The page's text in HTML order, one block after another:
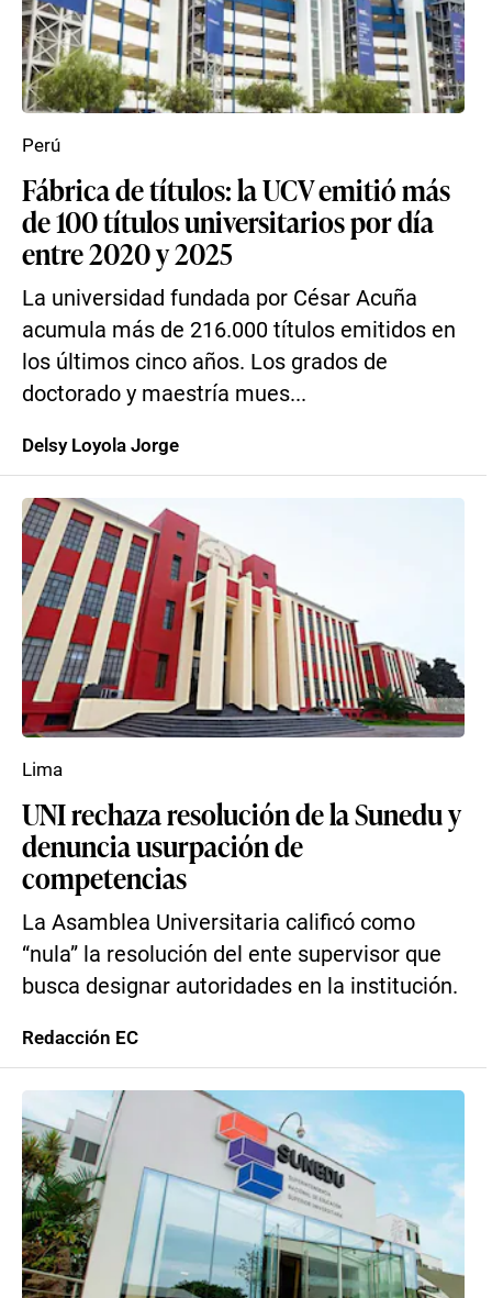
Fábrica de títulos: la UCV emitió más
de 100 títulos universitarios por día
entre 2020 y 2025
La universidad fundada por César Acuña
acumula más de 216.000 títulos emitidos en
los últimos cinco años. Los grados de
doctorado y maestría mues...
Perú
Delsy Loyola Jorge
UNI rechaza resolución de la Sunedu y
denuncia usurpación de
competencias
La Asamblea Universitaria calificó como
“nula” la resolución del ente supervisor que
busca designar autoridades en la institución.
Lima
Redacción EC